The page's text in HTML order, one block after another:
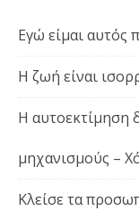
Εγώ είμαι αυτός
Η ζωή είναι
Η αυτοεκτίμηση
μηχανισμούς –
Κλείσε τα